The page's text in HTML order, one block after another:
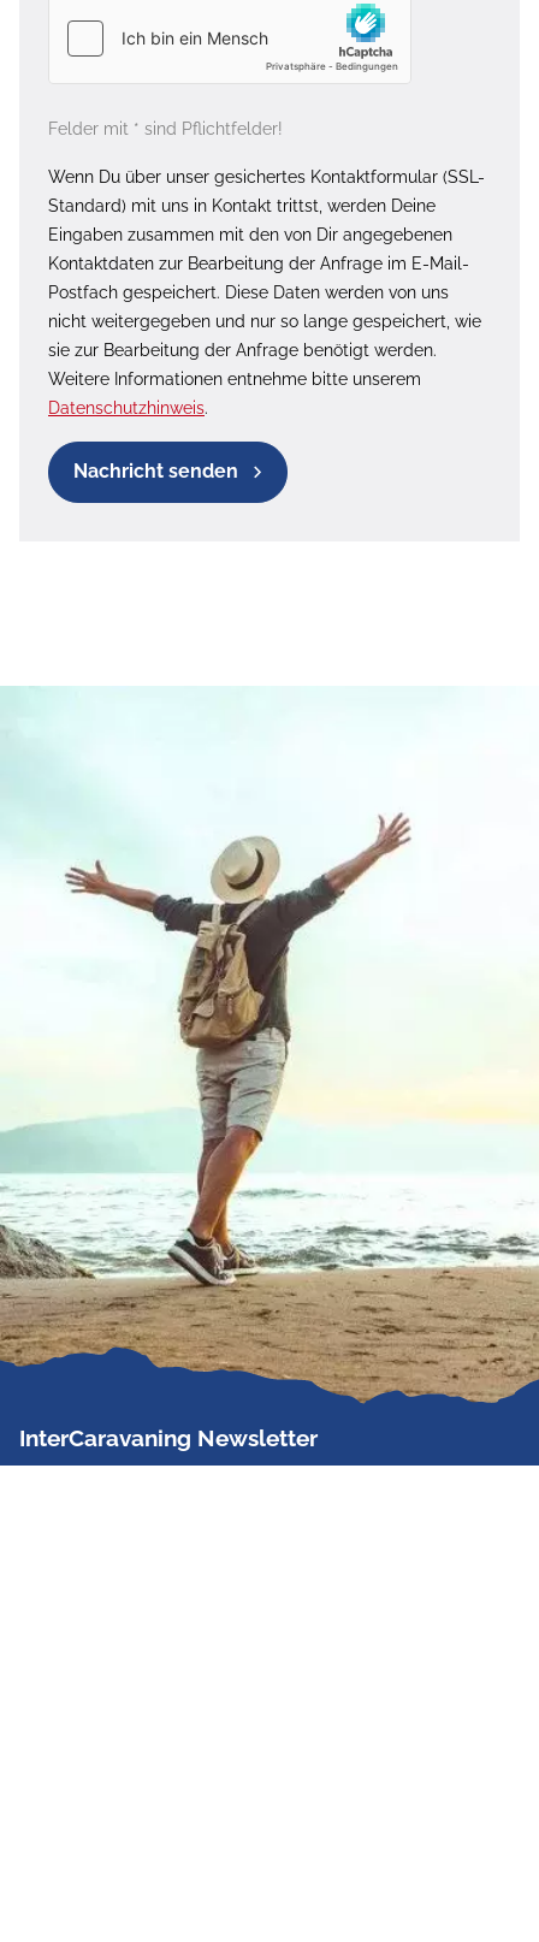
Felder mit * sind Pflichtfelder!
Wenn Du über unser gesichertes Kontaktformular (SSL-
Standard) mit uns in Kontakt trittst, werden Deine
Eingaben zusammen mit den von Dir angegebenen
Kontaktdaten zur Bearbeitung der Anfrage im E-Mail-
Postfach gespeichert. Diese Daten werden von uns
nicht weitergegeben und nur so lange gespeichert, wie
sie zur Bearbeitung der Anfrage benötigt werden.
Weitere Informationen entnehme bitte unserem
Datenschutzhinweis.
Nachricht senden
InterCaravaning Newsletter